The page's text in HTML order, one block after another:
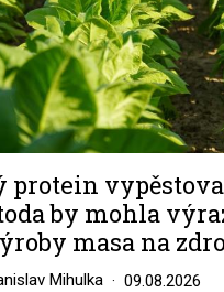
protein
by mohla
masa na
Mihulka 09.08.2026